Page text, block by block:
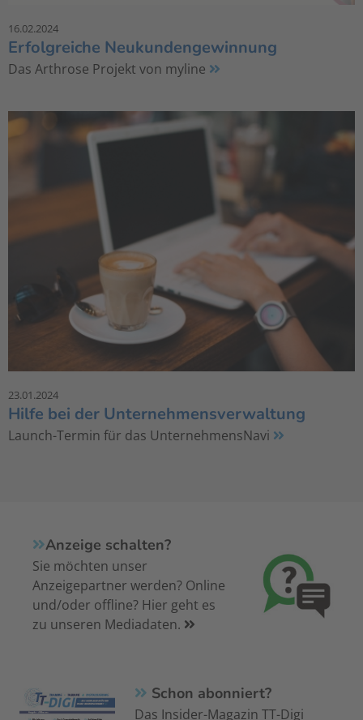
16.02.2024
Erfolgreiche Neukundengewinnung
Das Arthrose Projekt von myline
23.01.2024
Hilfe bei der Unternehmensverwaltung
Launch-Termin für das UnternehmensNavi
Anzeige schalten?
Sie möchten unser
Anzeigepartner werden? Online
und/oder offline? Hier geht es
zu unseren Mediadaten.
Schon abonniert?
Das Insider-Magazin TT-Digi